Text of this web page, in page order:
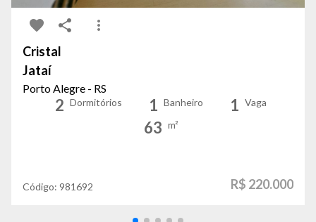
Cristal
Jataí
Porto Alegre - RS
2 Dormitórios 1 Banheiro 1 Vaga
63 m²
Código: 981692 R$ 220.000